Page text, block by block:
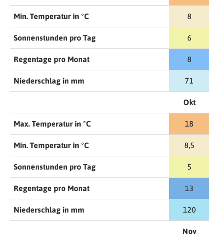
Min. Temperatur in °C 8
Sonnenstunden pro Tag 6
Regentage pro Monat 8
Niederschlag in mm 71
Okt
Max. Temperatur in °C 18
Min. Temperatur in °C 8,5
Sonnenstunden pro Tag 5
Regentage pro Monat 13
Niederschlag in mm 120
Nov